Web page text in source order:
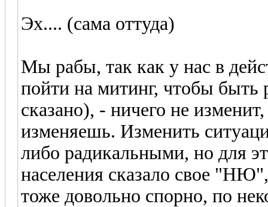
Эх.... (сама оттуда)
Мы рабы, так как у нас в
пойти на митинг, чтобы
сказано), - ничего не
изменяешь. Изменить
либо радикальными, но для
населения сказало свое
тоже довольно спорно, по